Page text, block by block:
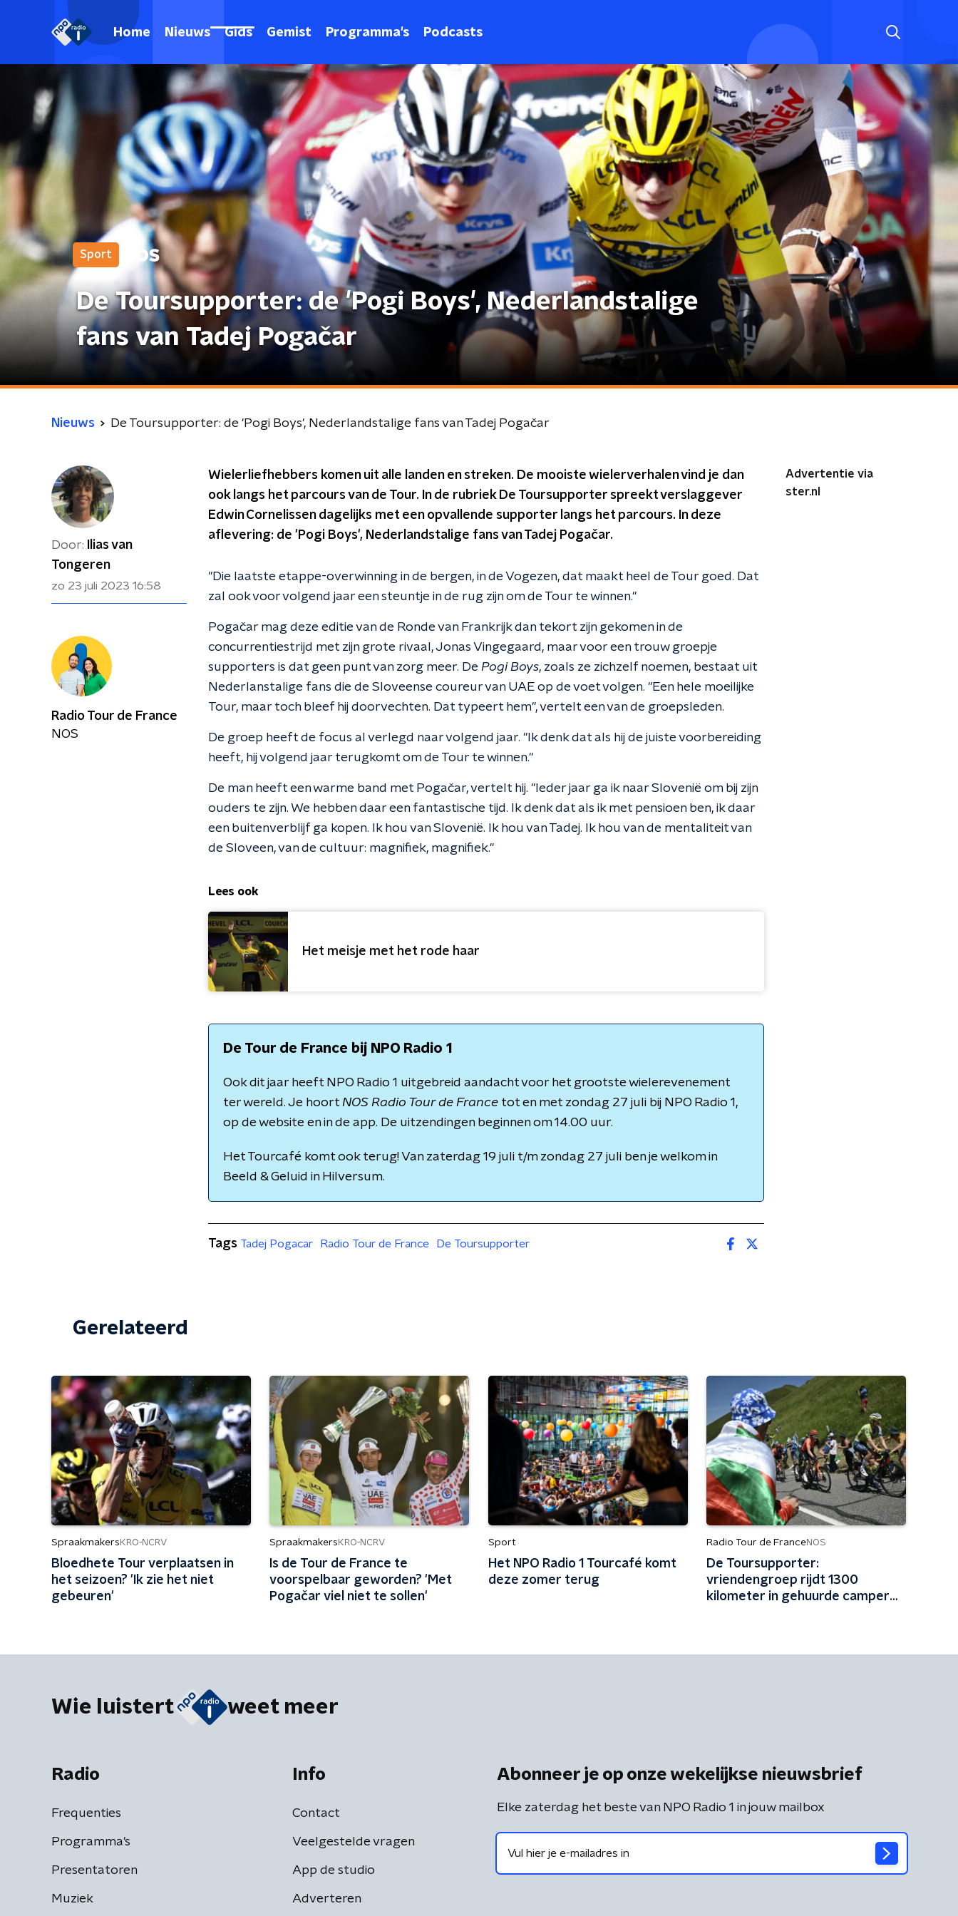
Home Nieuws Gids Gemist Programma's Podcasts
Sport
De Toursupporter: de 'Pogi Boys', Nederlandstalige
fans van Tadej Pogačar
Nieuws De Toursupporter: de 'Pogi Boys', Nederlandstalige fans van Tadej Pogačar
Door:
Ilias van
Tongeren
zo 23 juli 2023 16:58
Wielerliefhebbers komen uit alle landen en streken. De mooiste wielerverhalen vind je dan
ook langs het parcours van de Tour. In de rubriek De Toursupporter spreekt verslaggever
Edwin Cornelissen dagelijks met een opvallende supporter langs het parcours. In deze
aflevering: de 'Pogi Boys', Nederlandstalige fans van Tadej Pogačar.
"Die laatste etappe-overwinning in de bergen, in de Vogezen, dat maakt heel de Tour goed. Dat
zal ook voor volgend jaar een steuntje in de rug zijn om de Tour te winnen."
Pogačar mag deze editie van de Ronde van Frankrijk dan tekort zijn gekomen in de
concurrentiestrijd met zijn grote rivaal, Jonas Vingegaard, maar voor een trouw groepje
supporters is dat geen punt van zorg meer. De Pogi Boys, zoals ze zichzelf noemen, bestaat uit
Nederlanstalige fans die de Sloveense coureur van UAE op de voet volgen. "Een hele moeilijke
Tour, maar toch bleef hij doorvechten. Dat typeert hem", vertelt een van de groepsleden.
De groep heeft de focus al verlegd naar volgend jaar. "Ik denk dat als hij de juiste voorbereiding
heeft, hij volgend jaar terugkomt om de Tour te winnen."
De man heeft een warme band met Pogačar, vertelt hij. "Ieder jaar ga ik naar Slovenië om bij zijn
ouders te zijn. We hebben daar een fantastische tijd. Ik denk dat als ik met pensioen ben, ik daar
een buitenverblijf ga kopen. Ik hou van Slovenië. Ik hou van Tadej. Ik hou van de mentaliteit van
de Sloveen, van de cultuur: magnifiek, magnifiek."
Lees ook
Het meisje met het rode haar
De Tour de France bij NPO Radio 1
Ook dit jaar heeft NPO Radio 1 uitgebreid aandacht voor het grootste wielerevenement
ter wereld. Je hoort NOS Radio Tour de France tot en met zondag 27 juli bij NPO Radio 1,
op de website en in de app. De uitzendingen beginnen om 14.00 uur.
Het Tourcafé komt ook terug! Van zaterdag 19 juli t/m zondag 27 juli ben je welkom in
Beeld & Geluid in Hilversum.
Advertentie via
ster.nl
Radio Tour de France
NOS
Tags Tadej Pogacar Radio Tour de France De Toursupporter
Gerelateerd
Spraakmakers KRO-NCRV
Bloedhete Tour verplaatsen in
het seizoen? 'Ik zie het niet
gebeuren'
Spraakmakers KRO-NCRV
Is de Tour de France te
voorspelbaar geworden? 'Met
Pogačar viel niet te sollen'
Sport
Het NPO Radio 1 Tourcafé komt
deze zomer terug
Radio Tour de FranceNOS
De Toursupporter:
vriendengroep rijdt 1300
kilometer in gehuurde camper
Wie luistert weet meer
Radio
Frequenties
Programma's
Presentatoren
Muziek
Info
Contact
Veelgestelde vragen
App de studio
Adverteren
Abonneer je op onze wekelijkse nieuwsbrief
Elke zaterdag het beste van NPO Radio 1 in jouw mailbox